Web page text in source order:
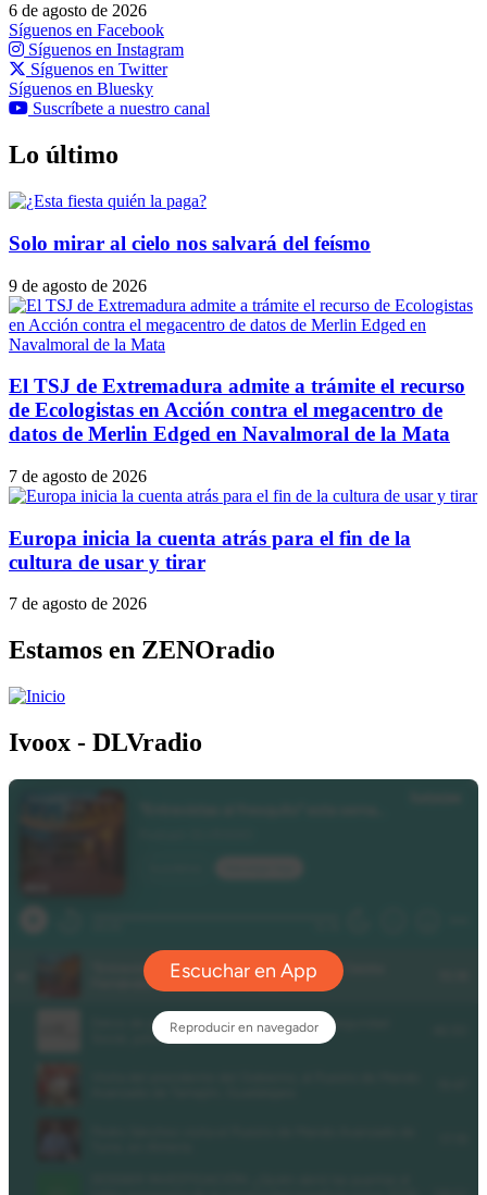
6 de agosto de 2026
Síguenos en Facebook
Síguenos en Instagram
Síguenos en Twitter
Síguenos en Bluesky
Suscríbete a nuestro canal
Lo último
Solo mirar al cielo nos salvará del feísmo
9 de agosto de 2026
El TSJ de Extremadura admite a trámite el recurso
de Ecologistas en Acción contra el megacentro de
datos de Merlin Edged en Navalmoral de la Mata
7 de agosto de 2026
Europa inicia la cuenta atrás para el fin de la
cultura de usar y tirar
7 de agosto de 2026
Estamos en ZENOradio
Ivoox - DLVradio